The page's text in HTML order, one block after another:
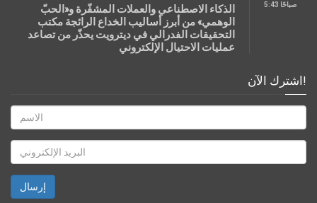
5:43 صباحًا
الذكاء الاصطناعي والعملات المشفّرة و«الحبّ
الوهمي» من أبرز أساليب الخداع الرائجة مكتب
التحقيقات الفدرالي في ديترويت يحذّر من تصاعد
عمليات الاحتيال الإلكتروني
اشترك الآن!